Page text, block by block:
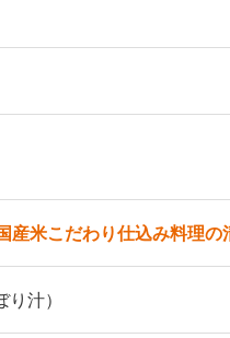
産米こだわり仕込み料理の
り汁）